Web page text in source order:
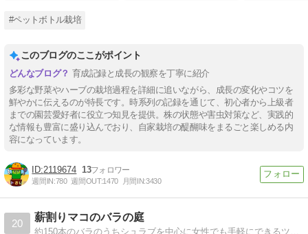
#ペットボトル栽培
このブログのここがポイント
育成記録と成長の観察を丁寧に紹介
多彩な野菜やハーブの栽培過程を詳細に追いながら、成長の変化やコツを
鮮やかに伝えるのが特長です。時系列の記録を通じて、初心者から上級者
までの園芸愛好者に役立つ知見を提供。株の状態や害虫対策など、実践的
な情報も豊富に盛り込んでおり、自家栽培の醍醐味をまるごと楽しめる内
容になっています。
2119674 13
週間IN:780 週間OUT:1470 月間IN:3430
20
薪割りマコのバラの庭
約150本のバラのうちシュラブを中心に女性でも手軽にできるツルバラの庭を作っています。ジェルネイル 、化粧品も登場します。『セキセイインコのピータンと小さな庭』の続きのブログです。